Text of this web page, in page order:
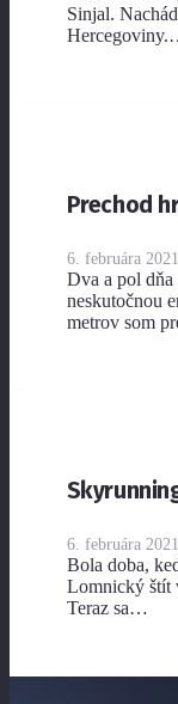
Sinjal.
Prechod
6. februára 2021
Dva a pol
neskutočnou
metrov som
6. februára 2021
Bola doba,
Lomnický štít
Teraz sa…